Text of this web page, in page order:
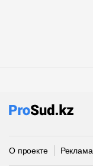
О проекте Реклама